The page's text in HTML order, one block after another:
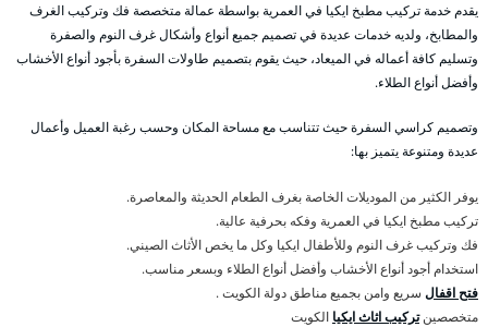
يقدم خدمة تركيب مطبخ ايكيا في العمرية بواسطة عمالة متخصصة فك وتركيب الغرف
والمطابخ، ولديه خدمات عديدة في تصميم جميع أنواع وأشكال غرف النوم والصفرة
وتسليم كافة أعماله في الميعاد، حيث يقوم بتصميم طاولات السفرة بأجود أنواع الأخشاب
وأفضل أنواع الطلاء.
وتصميم كراسي السفرة حيث تتناسب مع مساحة المكان وحسب رغبة العميل وأعمال
عديدة ومتنوعة يتميز بها:
يوفر الكثير من الموديلات الخاصة بغرف الطعام الحديثة والمعاصرة.
تركيب مطبخ ايكيا في العمرية وفكه بحرفية عالية.
فك وتركيب غرف النوم وللأطفال ايكيا وكل ما يخص الأثاث الصيني.
استخدام أجود أنواع الأخشاب وأفضل أنواع الطلاء وبسعر مناسب.
فتح اقفال سريع وامن بجميع مناطق دولة الكويت .
متخصصينتركيب اثاث ايكيا الكويت